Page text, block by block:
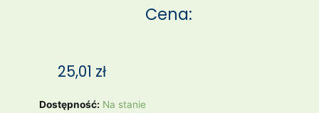
Cena:
25,01 zł
Dostępność: Na stanie
ilość